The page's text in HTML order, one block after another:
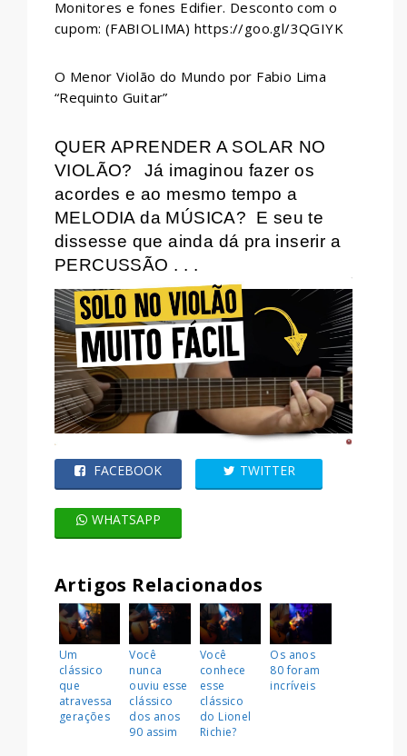
Monitores e fones Edifier. Desconto com o
cupom: (FABIOLIMA) https://goo.gl/3QGIYK
O Menor Violão do Mundo por Fabio Lima
“Requinto Guitar”
QUER APRENDER A SOLAR NO
VIOLÃO?
Já imaginou fazer os
acordes e ao mesmo tempo a
MELODIA da MÚSICA? E seu te
dissesse que ainda dá pra inserir a
PERCUSSÃO . . .
FACEBOOK TWITTER
WHATSAPP
Artigos Relacionados
Um
clássico
que
atravessa
gerações
Você
nunca
ouviu esse
clássico
dos anos
90 assim
Você
conhece
esse
clássico
do Lionel
Richie?
Os anos
80 foram
incríveis